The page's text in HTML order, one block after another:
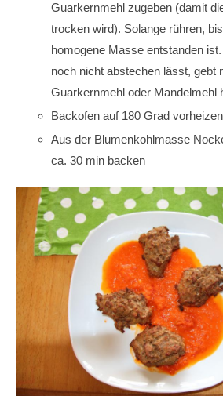
Guarkernmehl zugeben (damit
trocken wird). Solange rühren,
homogene Masse entstanden
noch nicht abstechen lässt, gebt
Guarkernmehl oder Mandelmehl
Backofen auf 180 Grad vorheizen
Aus der Blumenkohlmasse
ca. 30 min backen